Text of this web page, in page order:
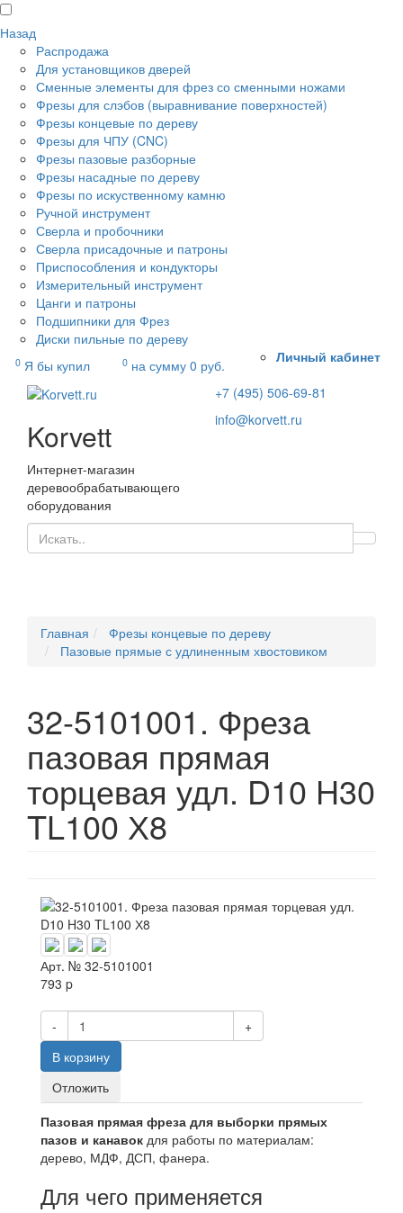
Назад
Распродажа
Для установщиков дверей
Сменные элементы для фрез со сменными ножами
Фрезы для слэбов (выравнивание поверхностей)
Фрезы концевые по дереву
Фрезы для ЧПУ (CNC)
Фрезы пазовые разборные
Фрезы насадные по дереву
Фрезы по искуственному камню
Ручной инструмент
Сверла и пробочники
Сверла присадочные и патроны
Приспособления и кондукторы
Измерительный инструмент
Цанги и патроны
Подшипники для Фрез
Диски пильные по дереву
0 Я бы купил 0 на сумму 0 руб. Личный кабинет
Korvett
Интернет-магазин
деревообрабатывающего
оборудования
+7 (495) 506-69-81
info@korvett.ru
Главная
Фрезы концевые по дереву
Пазовые прямые с удлиненным хвостовиком
32-5101001. Фреза
пазовая прямая
торцевая удл. D10 H30
TL100 Х8
Арт. № 32-5101001
793 p
-
+
В корзину
Отложить
Пазовая прямая фреза для выборки прямых
пазов и канавок для работы по материалам:
дерево, МДФ, ДСП, фанера.
Для чего применяется